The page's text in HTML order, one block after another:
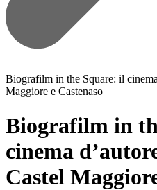
Biografilm in the Square: il
Maggiore e Castenaso
Biografilm in
cinema
Castel